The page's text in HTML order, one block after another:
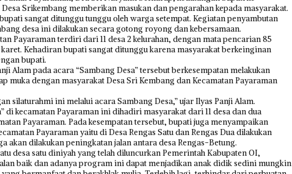
Srikembang memberikan masukan dan pengarahan kepada masyarakat.
sangat ditunggu tunggu oleh warga setempat. Kegiatan penyambutan
desa ini dilakukan secara gotong royong dan kebersamaan.
Payaraman terdiri dari 11 desa 2 kelurahan, dengan mata pencarian 85
Kehadiran bupati sangat ditunggu karena masyarakat berkeinginan
bupati.
Alam pada acara “Sambang Desa” tersebut berkesempatan melakukan
muka dengan masyarakat Desa Sri Kembang dan Kecamatan Payaraman
silaturahmi ini melalui acara Sambang Desa,” ujar Ilyas Panji Alam.
di kecamatan Payaraman ini dihadiri masyarakat dari 11 desa dan dua
Payaraman. Pada kesempatan tersebut, bupati juga menyampaikan
Payaraman yaitu di Desa Rengas Satu dan Rengas Dua dilakukan
akan dilakukan peningkatan jalan antara desa Rengas-Betung.
desa satu diniyah yang telah diluncurkan Pemerintah Kabupaten OI,
baik dan adanya program ini dapat menjadikan anak didik sedini mungkin